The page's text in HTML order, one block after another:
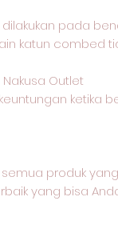
pada
katun combed
Outlet
ketika
produk
yang bisa